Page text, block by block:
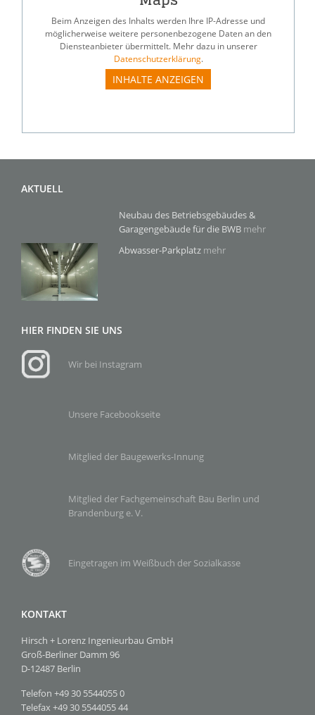
Beim Anzeigen des Inhalts werden Ihre IP-Adresse und
möglicherweise weitere personenbezogene Daten an den
Diensteanbieter übermittelt. Mehr dazu in unserer
Datenschutzerklärung.
INHALTE ANZEIGEN
AKTUELL
Neubau des Betriebsgebäudes &
Garagengebäude für die BWB mehr
Abwasser-Parkplatz mehr
HIER FINDEN SIE UNS
Wir bei Instagram
Unsere Facebookseite
Mitglied der Baugewerks-Innung
Mitglied der Fachgemeinschaft Bau Berlin und
Brandenburg e. V.
Eingetragen im Weißbuch der Sozialkasse
KONTAKT
Hirsch + Lorenz Ingenieurbau GmbH
Groß-Berliner Damm 96
D-12487 Berlin
Telefon +49 30 5544055 0
Telefax +49 30 5544055 44